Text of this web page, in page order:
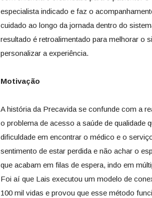
especialista indicado e faz o
cuidado ao longo da jornada dentro do
resultado é retroalimentado para melhorar o
personalizar a experiência.
Motivação
A história da Precavida se confunde com a
o problema de acesso a saúde de qualidade
dificuldade em encontrar o médico e o
sentimento de estar perdida e não achar o
que acabam em filas de espera, indo em
Foi aí que Lais executou um modelo de
100 mil vidas e provou que esse método